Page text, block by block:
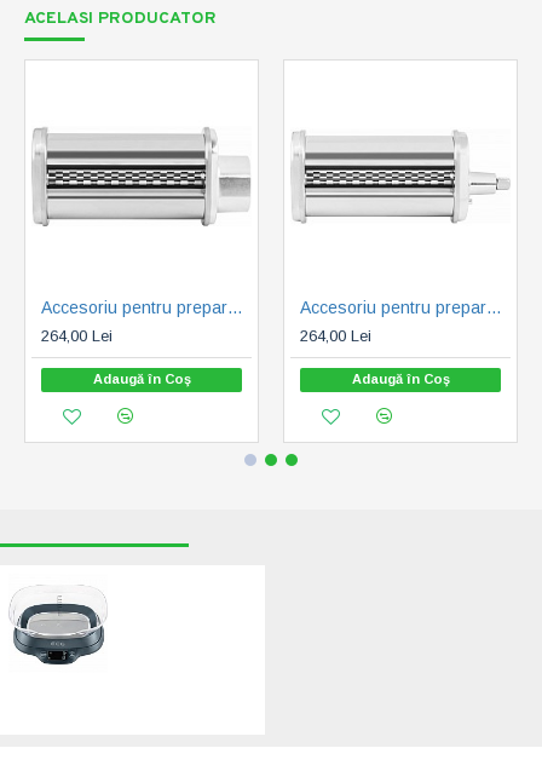
ACELASI PRODUCATOR
Accesoriu pentru prepararea pastelor de casa Fetuccine ECG FORZA 5000-7000
264,00 Lei
Adaugă în Coş
Accesoriu pentru prepararea pastelor de casa Fetuccine ECG FORZA 6000
264,00 Lei
Adaugă în Coş